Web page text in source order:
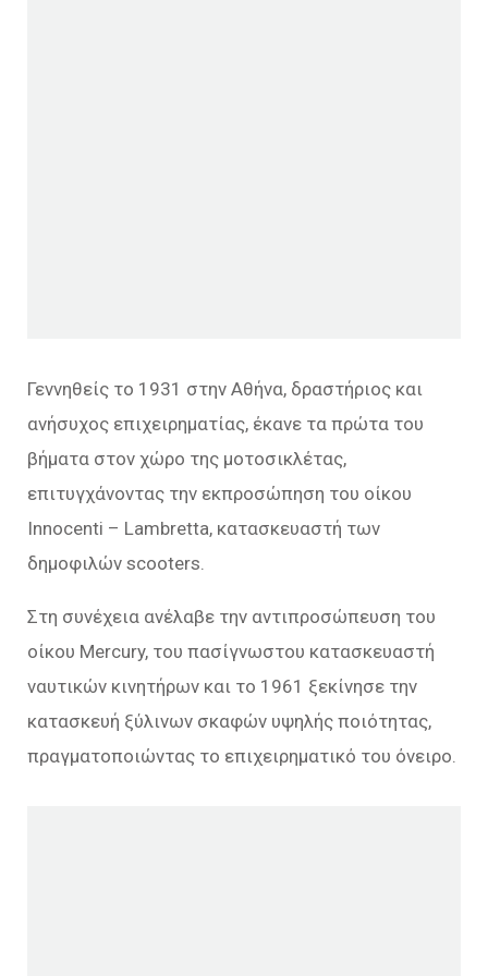
Γεννηθείς το 1931 στην Αθήνα, δραστήριος και
ανήσυχος επιχειρηματίας, έκανε τα πρώτα του
βήματα στον χώρο της μοτοσικλέτας,
επιτυγχάνοντας την εκπροσώπηση του οίκου
Innocenti – Lambretta, κατασκευαστή των
δημοφιλών scooters.
Στη συνέχεια ανέλαβε την αντιπροσώπευση του
οίκου Mercury, του πασίγνωστου κατασκευαστή
ναυτικών κινητήρων και το 1961 ξεκίνησε την
κατασκευή ξύλινων σκαφών υψηλής ποιότητας,
πραγματοποιώντας το επιχειρηματικό του όνειρο.